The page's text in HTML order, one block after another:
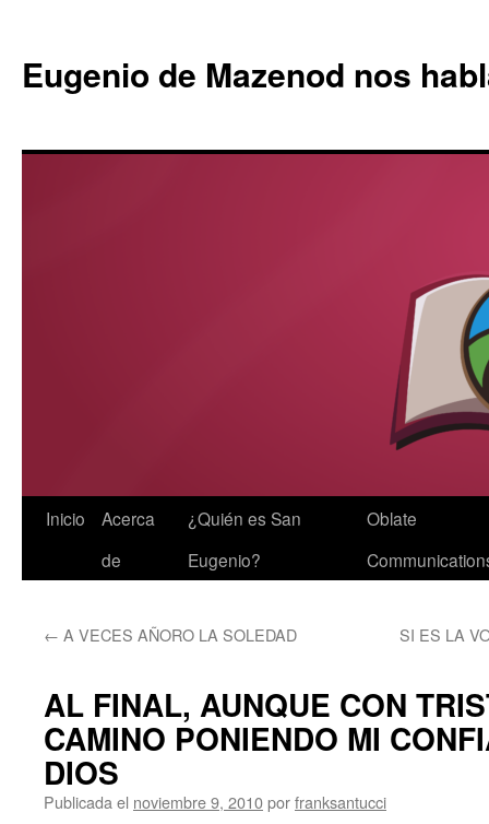
Eugenio de Mazenod nos
Saltar
Inicio
Acerca
de
¿Quién es San
Eugenio?
Oblate
← A VECES AÑORO LA SOLEDAD SI ES LA
AL FINAL, AUNQUE CON
CAMINO PONIENDO MI
DIOS
Publicada el noviembre 9, 2010porfranksantucci